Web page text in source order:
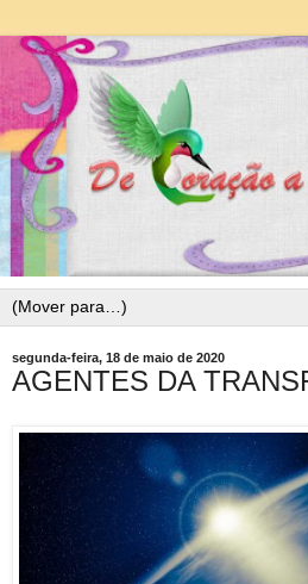
segunda-feira, 18 de maio de 2020
AGENTES DA